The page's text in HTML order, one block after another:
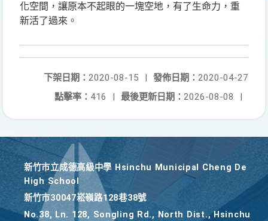
化空間，讓原本不起眼的一塊空地，有了生命力，重
新活了過來。
發佈日期： 2020-04-27
下架日期： 2020-08-15
|
最後更新日期： 2026-08-08 |
點擊率： 416 |
新竹巿立成德高級中學 Hsinchu Municipal Cheng De
High School
新竹巿30047崧嶺路128巷38號
No.38, Ln. 128, Songling Rd., North Dist., Hsinchu